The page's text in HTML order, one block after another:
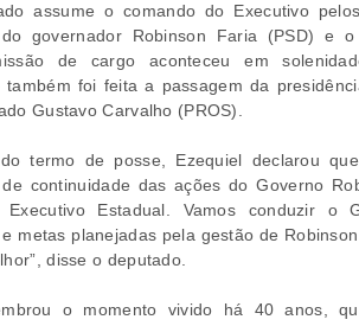
assume o comando do Executivo
governador Robinson Faria (PSD) e
de cargo aconteceu em
também foi feita a passagem da
Gustavo Carvalho (PROS).
termo de posse, Ezequiel declarou
continuidade das ações do Governo
Estadual. Vamos conduzir o
metas planejadas pela gestão de
disse o deputado.
o momento vivido há 40 anos,